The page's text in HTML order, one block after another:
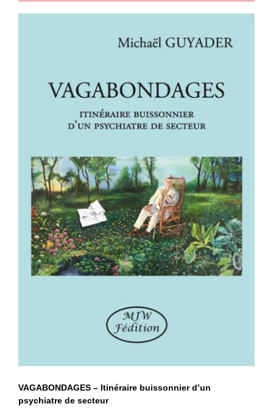
VAGABONDAGES – Itinéraire
buissonnier d’un psychiatre de
secteur
VAGABONDAGES – Itinéraire buissonnier d’un
psychiatre de secteur